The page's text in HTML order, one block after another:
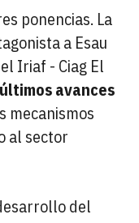
ponencias. La
a Esau
Iriaf - Ciag El
últimos avances
mecanismos
al sector
del